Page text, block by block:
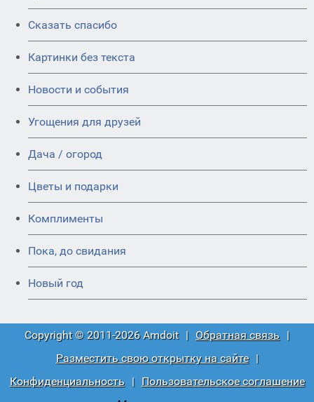
Сказать спасибо
Картинки без текста
Новости и события
Угощения для друзей
Дача / огород
Цветы и подарки
Комплименты
Пока, до свидания
Новый год
Copyright © 2011-2026 Amdoit | Обратная связь |
Разместить свою открытку на сайте
|
Конфиденциальность
|
Пользовательское соглашение